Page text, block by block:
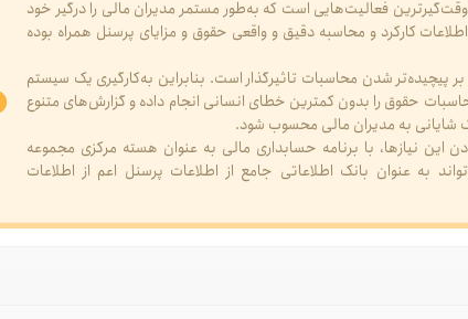
فعالیت‌هایی است که به‌طور مستمر مدیران مالی را درگیر خود
کارکرد و محاسبه دقیق و واقعی حقوق و مزایای پرسنل همراه بوده
شدن محاسبات تاثیرگذار است. بنابراین به‌کارگیری یک سیستم
حقوق را بدون کمترین خطای انسانی انجام داده و گزارش‌های متنوع
شایانی به مدیران مالی محسوب شود.
این نیازها، با برنامه حسابداری مالی به عنوان هسته مرکزی مجموعه
به عنوان بانک اطلاعاتی جامع از اطلاعات پرسنل اعم از اطلاعات